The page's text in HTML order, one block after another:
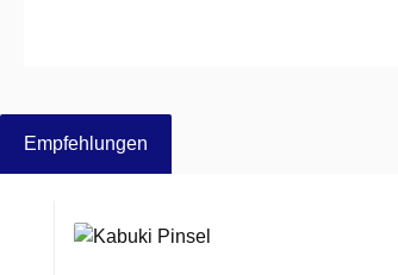
Empfehlungen